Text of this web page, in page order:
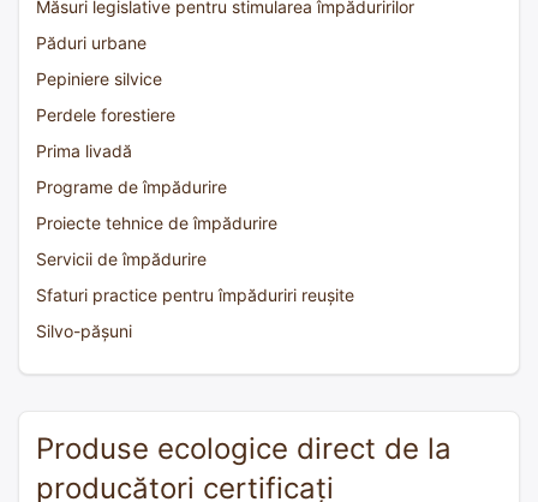
Măsuri legislative pentru stimularea împăduririlor
Păduri urbane
Pepiniere silvice
Perdele forestiere
Prima livadă
Programe de împădurire
Proiecte tehnice de împădurire
Servicii de împădurire
Sfaturi practice pentru împăduriri reușite
Silvo-pășuni
Produse ecologice direct de la
producători certificați